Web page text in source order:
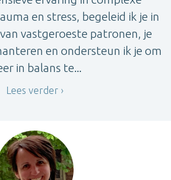
en stress, begeleid ik je in
vastgeroeste patronen, je
en ondersteun ik je om
in balans te...
Lees verder